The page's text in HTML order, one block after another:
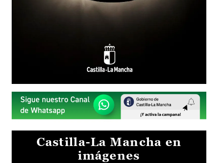
Castilla-La Mancha en
imágenes